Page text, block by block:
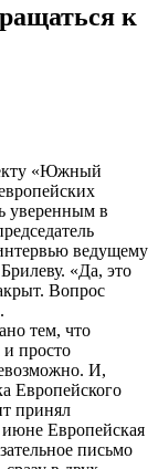
к
«Южный
уверенным в
ведущему
«Да, это
Вопрос
тем, что
и просто
И,
Европейского
принял
Европейская
письмо